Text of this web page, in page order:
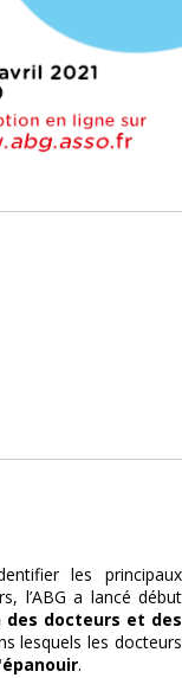
les principaux
l’ABG a lancé début
docteurs et des
lesquels les docteurs
.